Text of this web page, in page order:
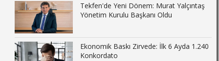
Tekfen'de Yeni Dönem: Murat Yalçıntaş
Yönetim Kurulu Başkanı Oldu
Ekonomik Baskı Zirvede: İlk 6 Ayda 1.240
Konkordato